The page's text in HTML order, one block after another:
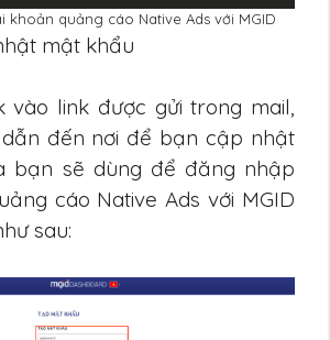
khoản quảng cáo Native Ads với MGID
mật khẩu
vào link được gửi trong mail,
đến nơi để bạn cập nhật
bạn sẽ dùng để đăng nhập
cáo Native Ads với MGID
sau: